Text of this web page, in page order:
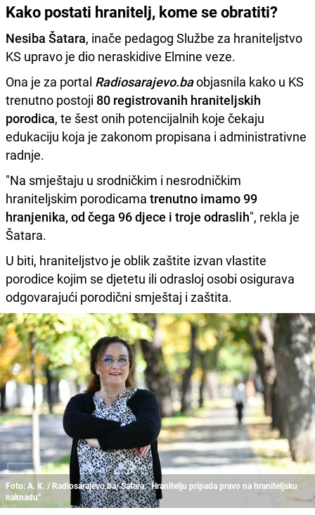
Kako postati hranitelj, kome se obratiti?
Nesiba Šatara, inače pedagog Službe za hraniteljstvo
KS upravo je dio neraskidive Elmine veze.
Ona je za portal Radiosarajevo.baobjasnila kako u KS
trenutno postoji 80 registrovanih hraniteljskih
porodica, te šest onih potencijalnih koje čekaju
edukaciju koja je zakonom propisana i administrativne
radnje.
"Na smještaju u srodničkim i nesrodničkim
hraniteljskim porodicama trenutno imamo 99
hranjenika, od čega 96 djece i troje odraslih", rekla je
Šatara.
U biti, hraniteljstvo je oblik zaštite izvan vlastite
porodice kojim se djetetu ili odrasloj osobi osigurava
odgovarajući porodični smještaj i zaštita.
Foto: A. K. / Radiosarajevo.ba/ Šatara: "Hranitelju pripada pravo na hraniteljsku
naknadu"